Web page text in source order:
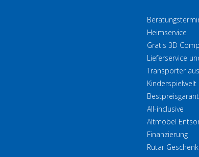
Heimservice
Gratis 3D
Lieferservice
Transporter
Kinderspielwelt
All-inclusive
Altmöbel
Finanzierung
Rutar